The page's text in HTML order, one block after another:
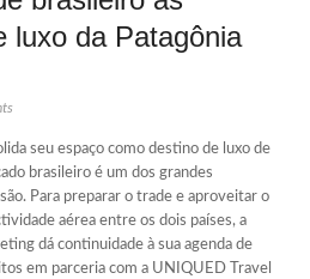
luxo da Patagônia
seu espaço como destino de luxo de
brasileiro é um dos grandes
Para preparar o trade e aproveitar o
aérea entre os dois países, a
dá continuidade à sua agenda de
em parceria com a UNIQUED Travel